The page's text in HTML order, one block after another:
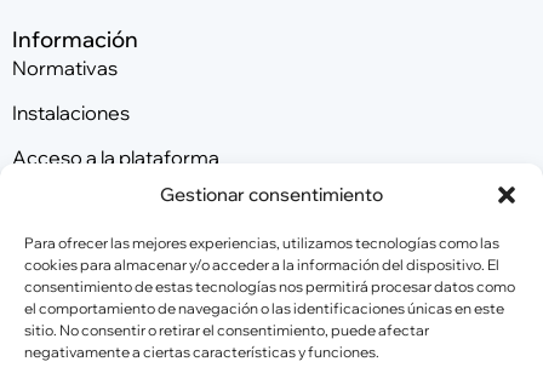
Gestionar consentimiento
Para ofrecer las mejores experiencias, utilizamos tecnologías como las
cookies para almacenar y/o acceder a la información del dispositivo. El
consentimiento de estas tecnologías nos permitirá procesar datos como
el comportamiento de navegación o las identificaciones únicas en este
sitio. No consentir o retirar el consentimiento, puede afectar
negativamente a ciertas características y funciones.
Información
Normativas
Instalaciones
Acceso a la plataforma
Patrocinadores